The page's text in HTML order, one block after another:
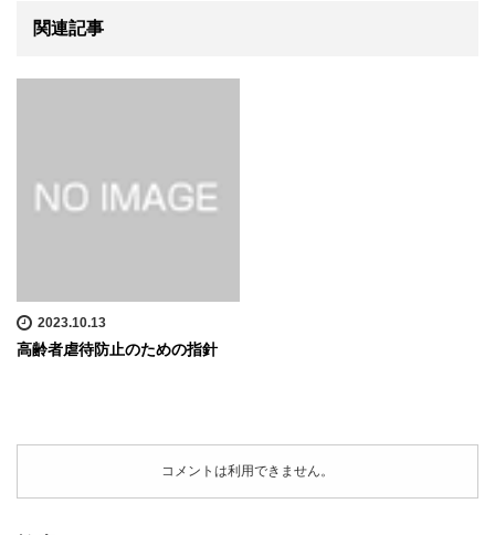
関連記事
2023.10.13
高齢者虐待防止のための指針
コメントは利用できません。